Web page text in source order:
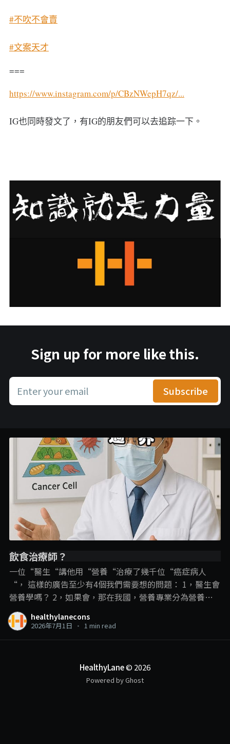
#不吹不會賣
#文案天才
===
https://www.instagram.com/p/CBzNWepH7qz/...
IG也同時發文了，有IG的朋友們可以去追踪一下。
Sign up for more like this.
Enter your email Subscribe
飲食治療師？
一位“醫生“講他用“營養“治療了幾千位“癌症病人
“， 這樣的廣告至少有4個我們需要想的問題： 1，醫生會
營養學嗎？ 2，如果會，那在我國，營養專業分為營養師
和飲食治療師，那他是用哪一個專業內容？ 3，即使是飲
食治療師可以進行疾病的“飲食治療“，但在這裡，飲食
疾病給治了，尤其是癌症這種複雜的疾病。 4，以醫生的
頭銜，確實可以“治療“癌症，那敢問他是開藥呢？動手
術呢？還是化療電療呢？ 一個線上課程可以做到這些？ . . .
healthylanecons
2026年7月1日 • 1 min read
HealthyLane© 2026
Powered by Ghost